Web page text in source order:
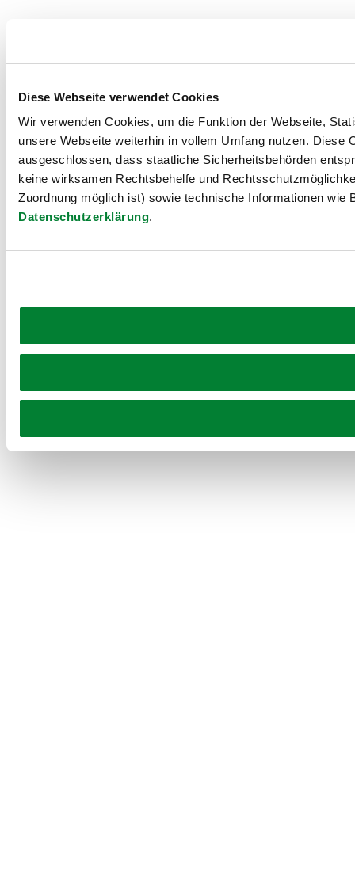
Diese Webseite verwendet Cookies
Wir verwenden Cookies, um die Funktion der Webseite,
unsere Webseite weiterhin in vollem Umfang nutzen.
ausgeschlossen, dass staatliche Sicherheitsbehörden
keine wirksamen Rechtsbehelfe und
Zuordnung möglich ist) sowie technische Informationen
Datenschutzerklärung.